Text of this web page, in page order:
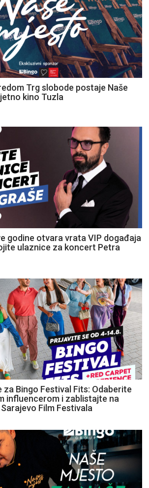
Trg slobode postaje Naše
kino Tuzla
godine otvara vrata VIP događaja
ulaznice za koncert Petra
za Bingo Festival Fits: Odaberite
influencerom i zablistajte na
Film Festivala